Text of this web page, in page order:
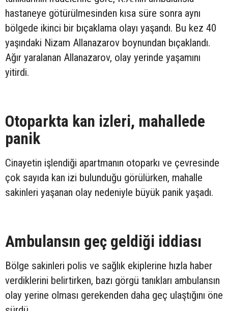
hastaneye götürülmesinden kısa süre sonra aynı
bölgede ikinci bir bıçaklama olayı yaşandı. Bu kez 40
yaşındaki Nizam Allanazarov boynundan bıçaklandı.
Ağır yaralanan Allanazarov, olay yerinde yaşamını
yitirdi.
Otoparkta kan izleri, mahallede
panik
Cinayetin işlendiği apartmanın otoparkı ve çevresinde
çok sayıda kan izi bulunduğu görülürken, mahalle
sakinleri yaşanan olay nedeniyle büyük panik yaşadı.
Ambulansın geç geldiği iddiası
Bölge sakinleri polis ve sağlık ekiplerine hızla haber
verdiklerini belirtirken, bazı görgü tanıkları ambulansın
olay yerine olması gerekenden daha geç ulaştığını öne